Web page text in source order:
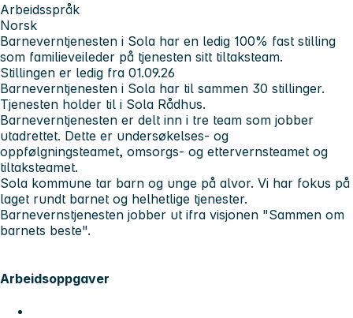
Arbeidsspråk
Norsk
Barneverntjenesten i Sola har en ledig 100% fast stilling
som familieveileder på tjenesten sitt tiltaksteam.
Stillingen er ledig fra 01.09.26
Barneverntjenesten i Sola har til sammen 30 stillinger.
Tjenesten holder til i Sola Rådhus.
Barneverntjenesten er delt inn i tre team som jobber
utadrettet. Dette er undersøkelses- og
oppfølgningsteamet, omsorgs- og ettervernsteamet og
tiltaksteamet.
Sola kommune tar barn og unge på alvor. Vi har fokus på
laget rundt barnet og helhetlige tjenester.
Barnevernstjenesten jobber ut ifra visjonen "Sammen om
barnets beste".
Arbeidsoppgaver